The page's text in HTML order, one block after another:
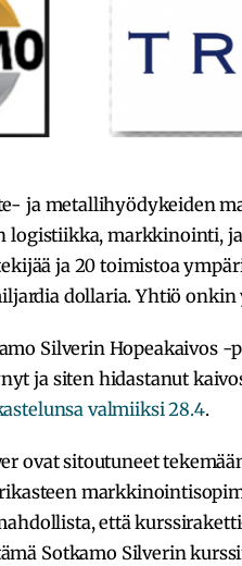
ja metallihyödykeiden
logistiikka, markkinointi,
ja 20 toimistoa
dollaria. Yhtiö
Silverin Hopeakaivos
ja siten hidastanut
valmiiksi 28.4.
ovat sitoutuneet
että
Sotkamo Silverin